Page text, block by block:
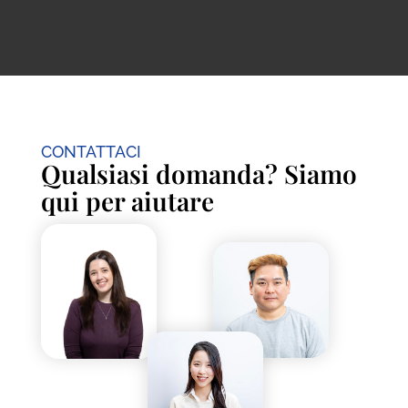
CONTATTACI
Qualsiasi domanda? Siamo
qui per aiutare